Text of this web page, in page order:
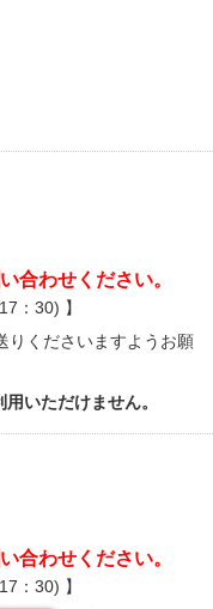
合わせください。
：30) 】
りくださいますようお願
いただけません。
合わせください。
：30) 】